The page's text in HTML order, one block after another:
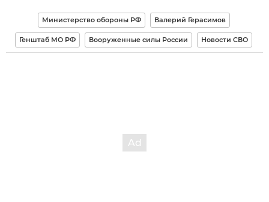
Министерство обороны РФ Валерий Герасимов
Генштаб МО РФ Вооруженные силы России Новости СВО